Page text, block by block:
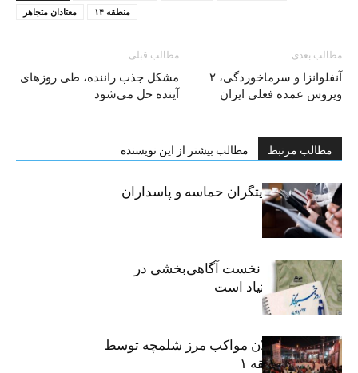
معتادان متجاهر
منطقه ۱۴
مطالب قبلی
مشکل جذب راننده، طی روزهای
آینده حل می‌شود
مطالب بعدی
آنفلوانزا و سرماخوردگی، ۲
ویروس عمده فعلی ایران
مطالب مرتبط مطالب بیشتر از این نویسنده
خبرنگاران، روایتگران حماسه و پاسداران
حقیقت
«رسانه» سنگر نخست آگاهی‌بخشی در
پیشگیری از اعتیاد است
نکوداشت فعالان مواکب مرز شلمچه توسط
شهرداری منطقه ۱